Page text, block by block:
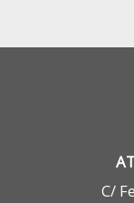
C/